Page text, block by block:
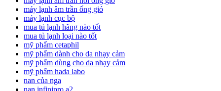
máy lạnh âm trần ống gió
máy lạnh cục bộ
mua tủ lạnh hãng nào tốt
mua tủ lạnh loại nào tốt
mỹ phẩm cetaphil
mỹ phẩm dành cho da nhạy cảm
mỹ phẩm dùng cho da nhạy cảm
mỹ phẩm hada labo
nan của nga
nan infinipro a2